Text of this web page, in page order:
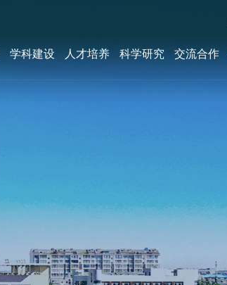
学科建设 人才培养 科学研究 交流合作